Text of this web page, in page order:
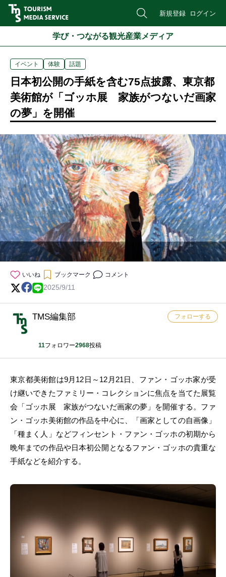
新規登録 ログイン
学び・つながる観光産業メディア
イベント 体験 話題
日本初公開の手紙を含む75点披露、東京都
美術館が「ゴッホ展 家族がつないだ画家
の夢」を開催
いいね ブックマーク コメント
2025/9/11
TMS編集部
11フォロワー2968投稿
フォローする
東京都美術館は9月12日～12月21日、ファン・ゴッホ家が受
け継いできたファミリー・コレクションに焦点を当てた展覧
会「ゴッホ展 家族がつないだ画家の夢」を開催する。ファ
ン・ゴッホ美術館の作品を中心に、「画家としての自画像」
「種まく人」などフィンセント・ファン・ゴッホの初期から
晩年までの作品や日本初公開となるファン・ゴッホの貴重な
手紙などを紹介する。